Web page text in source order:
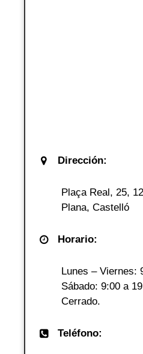
Dirección:
Plaça Real, 25,
Plana, Castelló
Horario:
Lunes – Viernes:
Sábado: 9:00 a
Cerrado.
Teléfono: